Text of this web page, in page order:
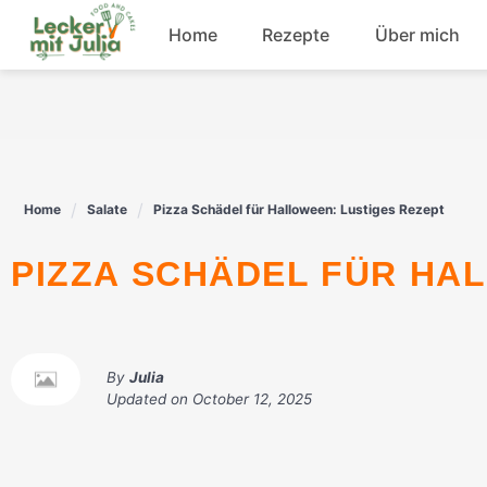
Skip
content
Home Rezepte
Rindfleisch
Dessert
Über mich
Home Salate Pizza Schädel für Halloween: Lustiges Rezept
PIZZA SCHÄDEL FÜR
By Julia
Updated on October 12, 2025